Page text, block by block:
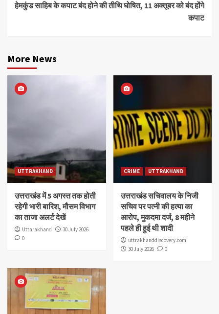
हेमकुंड साहिब के कपाट बंद होने की तीथि घोषित, 11 अक्तूबर को बंद होंगे
कपाट
More News
UTTRAKHAND
उत्तराखंड में 5 अगस्त तक होती
रहेगी भारी बारिश, मौसम विभाग
का ताजा अलर्ट देखें
Uttarakhand
30 July 2026
0
CRIME UTTRAKHAND
उत्तराखंड सचिवालय के निजी
सचिव पर पत्नी की हत्या का
आरोप, मुकदमा दर्ज, 8 महीने
पहले ही हुई थी शादी
uttrakhanddiscovery.com
30 July 2026
0